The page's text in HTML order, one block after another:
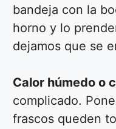
bandeja con la
horno y lo
dejamos que se
Calor húmedo o
complicado.
frascos queden